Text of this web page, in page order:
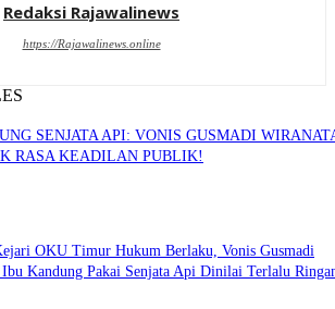
Redaksi Rajawalinews
https://Rajawalinews.online
SENJATA API: VONIS GUSMADI
RASA KEADILAN PUBLIK!
OKU Timur Hukum Berlaku, Vonis Gusmadi
Ibu Kandung Pakai Senjata Api Dinilai Terlalu